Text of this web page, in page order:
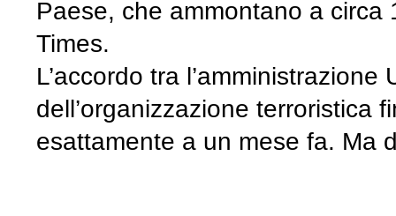
Paese, che ammontano a circa
Times.
L’accordo tra
dell’organizzazione terroristica
esattamente a un mese fa. Ma